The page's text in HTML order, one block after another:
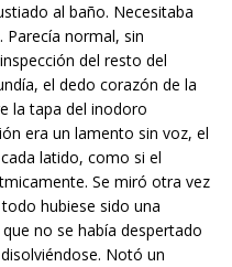
al baño. Necesitaba
normal, sin
del resto del
el dedo corazón de la
la tapa del inodoro
era un lamento sin voz, el
latido, como si el
Se miró otra vez
hubiese sido una
no se había despertado
Notó un